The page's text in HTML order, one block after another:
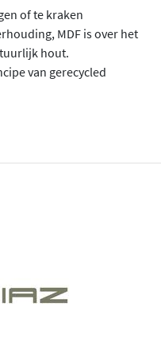
of te kraken
MDF is over het
hout.
van gerecycled